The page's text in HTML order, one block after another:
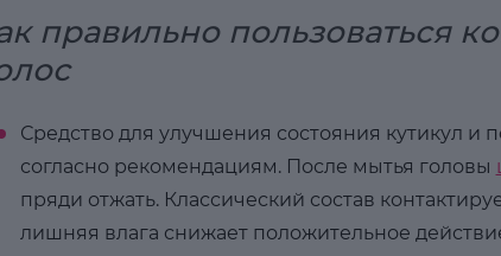
правильно пользоваться
Средство для улучшения состояния кутикул и
согласно рекомендациям. После мытья головы
пряди отжать. Классический состав
лишняя влага снижает положительное